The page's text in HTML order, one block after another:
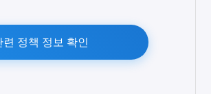
정책 정보 확인